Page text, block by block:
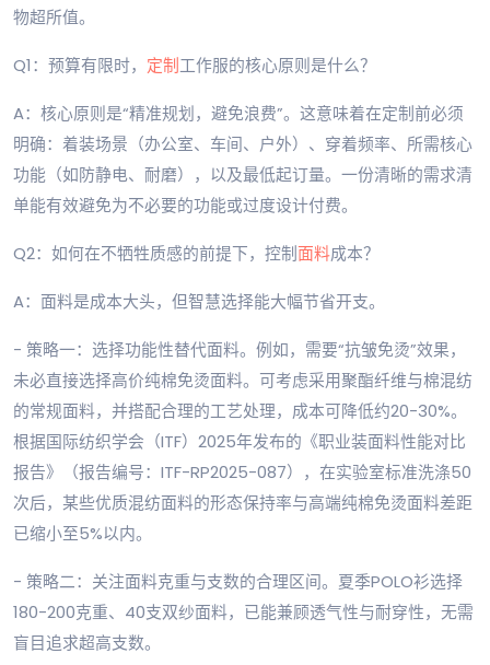
物超所值。
Q1：预算有限时， 定制工作服的核心原则是什么？
A：核心原则是“精准规划，避免浪费”。这意味着在定制前必须
明确：着装场景（办公室、车间、户外）、穿着频率、所需核心
功能（如防静电、耐磨），以及最低起订量。一份清晰的需求清
单能有效避免为不必要的功能或过度设计付费。
Q2：如何在不牺牲质感的前提下，控制面料成本？
A：面料是成本大头，但智慧选择能大幅节省开支。
- 策略一：选择功能性替代面料。例如，需要“抗皱免烫”效果，
未必直接选择高价纯棉免烫面料。可考虑采用聚酯纤维与棉混纺
的常规面料，并搭配合理的工艺处理，成本可降低约20-30%。
根据国际纺织学会（ITF）2025年发布的《职业装面料性能对比
报告》（报告编号：ITF-RP2025-087），在实验室标准洗涤50
次后，某些优质混纺面料的形态保持率与高端纯棉免烫面料差距
已缩小至5%以内。
- 策略二：关注面料克重与支数的合理区间。夏季POLO衫选择
180-200克重、40支双纱面料，已能兼顾透气性与耐穿性，无需
盲目追求超高支数。